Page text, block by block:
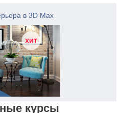
в 3D Max
курсы